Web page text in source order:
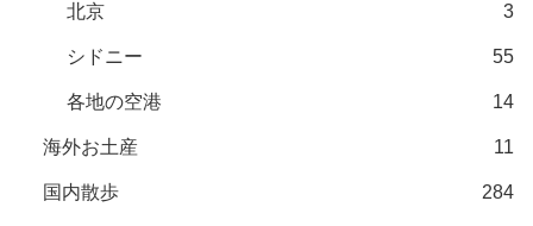
北京 3
シドニー 55
各地の空港 14
海外お土産 11
国内散歩 284